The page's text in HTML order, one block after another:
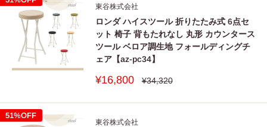
東谷株式会社
ロンダ ハイスツール 折りたたみ式 6点セ
ット 椅子 背もたれなし 丸形 カウンタース
ツール ベロア調生地 フォールディングチ
ェア【az-pc34】
販
価
¥16,800
通
格
¥34,320
51%OFF
東谷株式会社